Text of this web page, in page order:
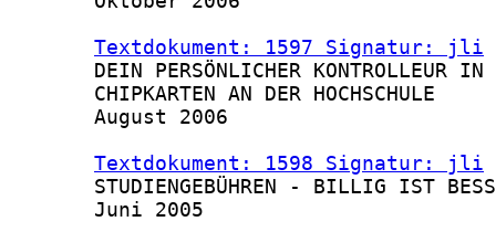
Textdokument: 1597 Signatur: jli
DEIN PERSÖNLICHER KONTROLLEUR IN
       CHIPKARTEN AN DER HOCHSCHULE
       August 2006
Textdokument: 1598 Signatur: jli
STUDIENGEBÜHREN - BILLIG IST
       Juni 2005